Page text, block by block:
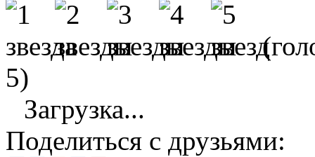
5)
Загрузка...
Поделиться с друзьями: